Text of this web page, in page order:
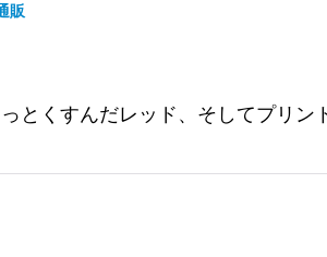
販
くすんだレッド、そしてプリン